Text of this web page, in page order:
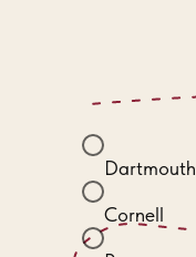
Dartmouth
Cornell